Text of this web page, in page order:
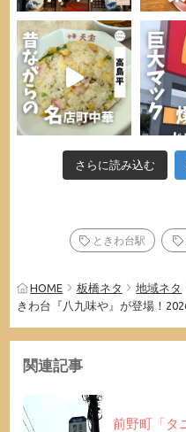
さらに読み込む
ときわ台駅
HOME 板橋ネタ 地域ネタ
きわ台『八九味や』が登場！
関連記事
前野町「タ